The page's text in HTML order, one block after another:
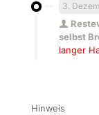
3.
selbst
langer
Hinweis